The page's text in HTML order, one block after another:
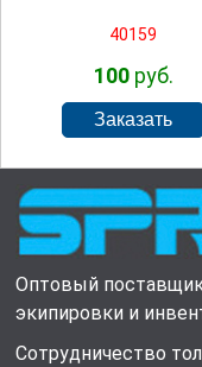
40159
100руб.
Оптовый
экипировки и
Сотрудничество